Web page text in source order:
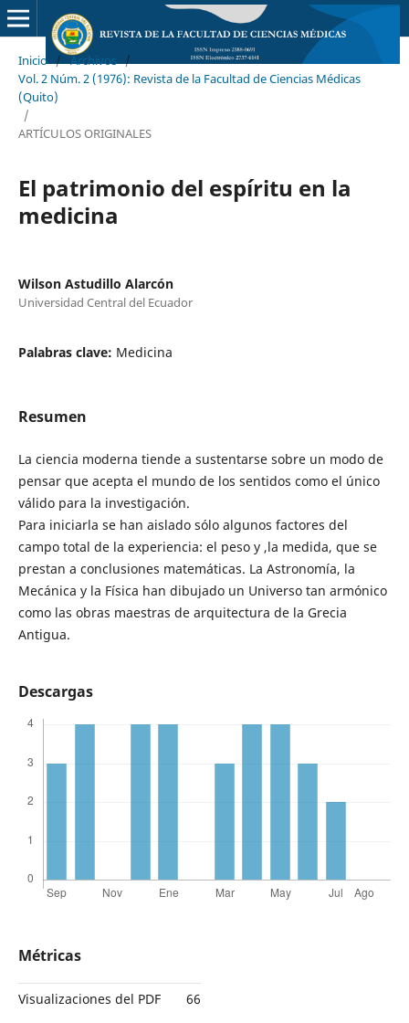
Inicio / Archivos /
Vol. 2 Núm. 2 (1976): Revista de la Facultad de Ciencias Médicas
(Quito)
/
ARTÍCULOS ORIGINALES
El patrimonio del espíritu en la
medicina
Wilson Astudillo Alarcón
Universidad Central del Ecuador
Palabras clave: Medicina
Resumen
La ciencia moderna tiende a sustentarse sobre un modo de
pensar que acepta el mundo de los sentidos como el único
válido para la investigación.
Para iniciarla se han aislado sólo algunos factores del
campo total de la experiencia: el peso y ,la medida, que se
prestan a conclusiones matemáticas. La Astronomía, la
Mecánica y la Física han dibujado un Universo tan armónico
como las obras maestras de arquitectura de la Grecia
Antigua.
Descargas
Métricas
Visualizaciones del PDF 66